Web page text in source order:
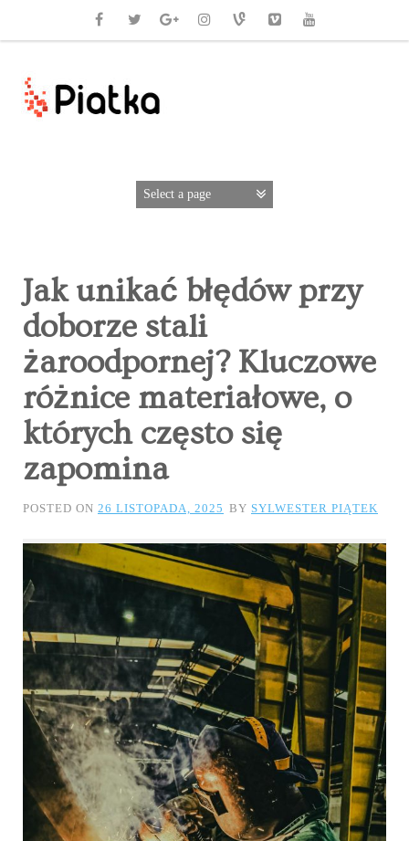
Jak unikać błędów przy
doborze stali
żaroodpornej? Kluczowe
różnice materiałowe, o
których często się
zapomina
POSTED ON 26 LISTOPADA, 2025 BY SYLWESTER PIĄTEK